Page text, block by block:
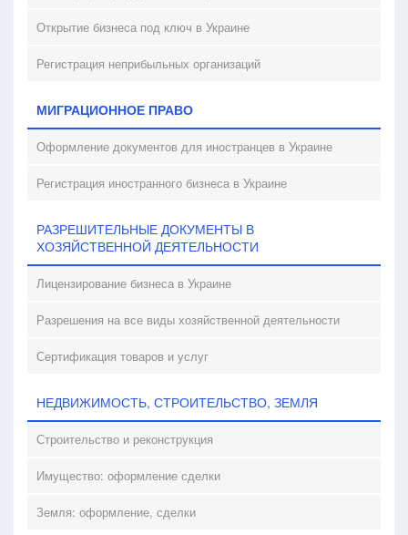
Открытие бизнеса под ключ в Украине
Регистрация неприбыльных организаций
МИГРАЦИОННОЕ ПРАВО
Оформление документов для иностранцев в Украине
Регистрация иностранного бизнеса в Украине
РАЗРЕШИТЕЛЬНЫЕ ДОКУМЕНТЫ В
ХОЗЯЙСТВЕННОЙ ДЕЯТЕЛЬНОСТИ
Лицензирование бизнеса в Украине
Разрешения на все виды хозяйственной деятельности
Сертификация товаров и услуг
НЕДВИЖИМОСТЬ, СТРОИТЕЛЬСТВО, ЗЕМЛЯ
Строительство и реконструкция
Имущество: оформление сделки
Земля: оформление, сделки